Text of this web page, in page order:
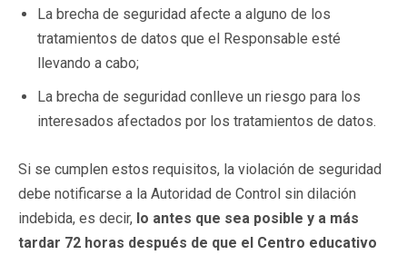
La brecha de seguridad afecte a alguno de los
tratamientos de datos que el Responsable esté
llevando a cabo;
La brecha de seguridad conlleve un riesgo para los
interesados afectados por los tratamientos de datos.
Si se cumplen estos requisitos, la violación de seguridad
debe notificarse a la Autoridad de Control sin dilación
indebida, es decir, lo antes que sea posible y a más
tardar 72 horas después de que el Centro educativo